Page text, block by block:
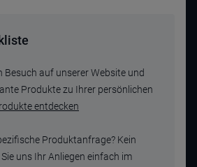
Besuch auf unserer Website und
Produkte zu Ihrer persönlichen
entdecken
Produktanfrage? Kein
uns Ihr Anliegen einfach im